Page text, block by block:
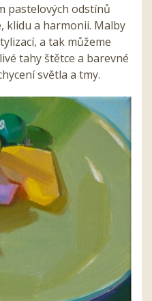
pastelových odstínů
klidu a harmonii. Malby
a tak můžeme
tahy štětce a barevné
světla a tmy.